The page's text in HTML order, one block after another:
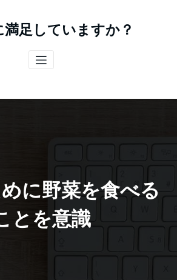
満足していますか？
に野菜を食べる
とを意識